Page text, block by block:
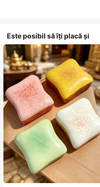
Este posibil să îți placă și